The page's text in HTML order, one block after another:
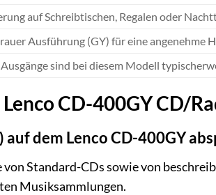
auf Schreibtischen, Regalen oder
Ausführung (GY) für eine angenehme
sind bei diesem Modell
CD-400GY CD/
dem Lenco CD-400GY
Standard-CDs sowie von
Musiksammlungen.